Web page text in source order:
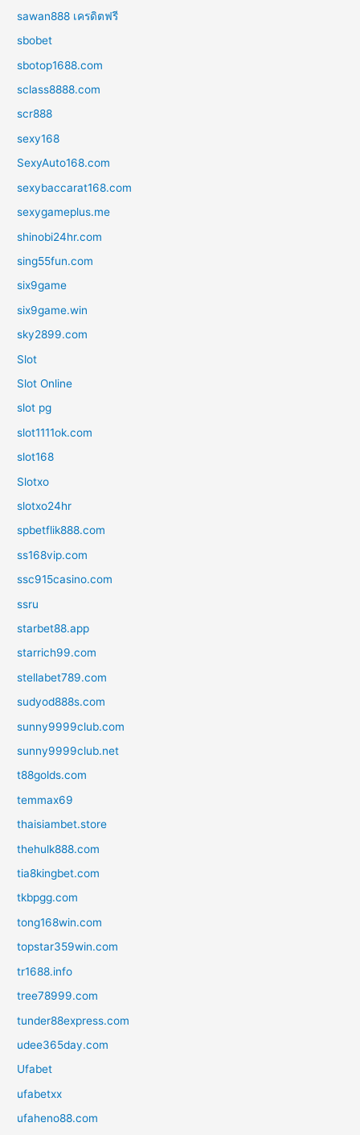
sawan888 เครดิตฟรี
sbobet
sbotop1688.com
sclass8888.com
scr888
sexy168
SexyAuto168.com
sexybaccarat168.com
sexygameplus.me
shinobi24hr.com
sing55fun.com
six9game
six9game.win
sky2899.com
Slot
Slot Online
slot pg
slot1111ok.com
slot168
Slotxo
slotxo24hr
spbetflik888.com
ss168vip.com
ssc915casino.com
ssru
starbet88.app
starrich99.com
stellabet789.com
sudyod888s.com
sunny9999club.com
sunny9999club.net
t88golds.com
temmax69
thaisiambet.store
thehulk888.com
tia8kingbet.com
tkbpgg.com
tong168win.com
topstar359win.com
tr1688.info
tree78999.com
tunder88express.com
udee365day.com
Ufabet
ufabetxx
ufaheno88.com